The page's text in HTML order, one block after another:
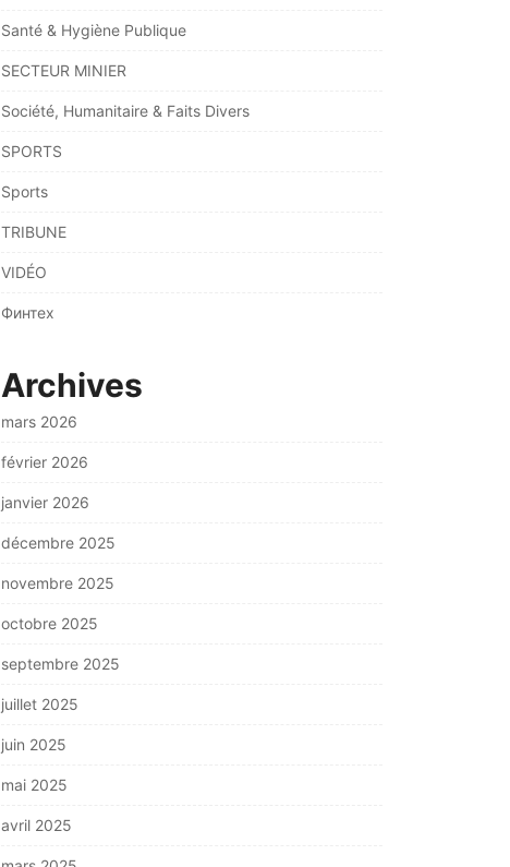
Santé & Hygiène Publique
SECTEUR MINIER
Société, Humanitaire & Faits Divers
SPORTS
Sports
TRIBUNE
VIDÉO
Финтех
Archives
mars 2026
février 2026
janvier 2026
décembre 2025
novembre 2025
octobre 2025
septembre 2025
juillet 2025
juin 2025
mai 2025
avril 2025